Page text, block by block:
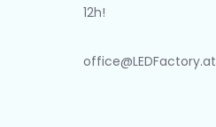
12h!
office@LEDFactory.at